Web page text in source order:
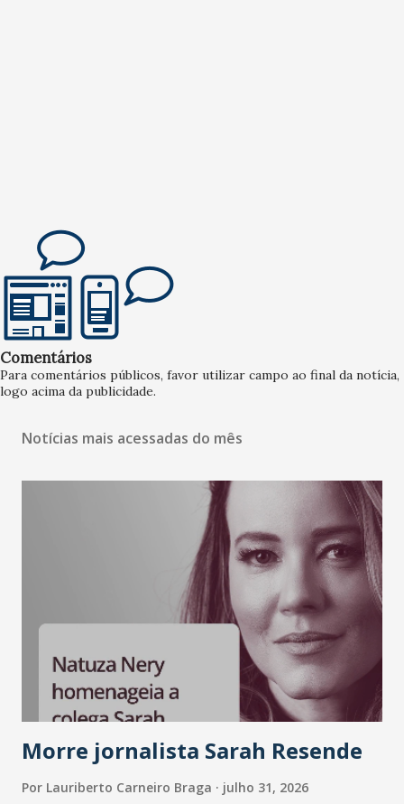
Comentários
Para comentários públicos, favor utilizar campo ao final da notícia,
logo acima da publicidade.
Notícias mais acessadas do mês
Morre jornalista Sarah Resende
Por Lauriberto Carneiro Braga julho 31, 2026